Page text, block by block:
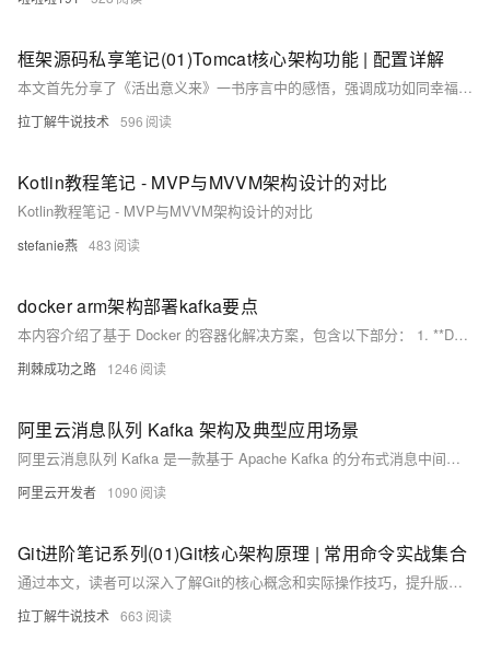
框架源码私享笔记(01)Tomcat核心架构功能 | 配置详解
本文首先分享了《活出意义来》一书序言中的感悟，强调成功如同幸福，不是刻意追求就能得到，而是全心投入时的副产品。接着探讨了Tomcat的核心功能与架构解析，包括网络连接器（Connector）和Servlet容器（Container），并介绍了其处理HTTP请求的工作流程。文章还详细解释了Tomcat的server.xml配置文件，涵盖了从顶级容器Server到子组件Connector、Engine、Host、Context等的配置参数及作用，帮助读者理解Tomcat的内部机制和配置方法。
拉丁解牛说技术 596
Kotlin教程笔记 - MVP与MVVM架构设计的对比
Kotlin教程笔记 - MVP与MVVM架构设计的对比
stefanie燕 483
docker arm架构部署kafka要点
本内容介绍了基于 Docker 的容器化解决方案，包含以下部分： 1. **Docker 容器管理**：通过 Portainer 可视化管理工具实现对主节点和代理节点的统一管理。 2. **Kafka 可视化工具**：部署 Kafka-UI 以图形化方式监控和管理 Kafka 集群，支持动态配置功能， 3. **Kafka 安装与配置**：基于 Bitnami Kafka 镜像，提供完整的 Kafka 集群配置示例，涵盖 KRaft 模式、性能调优参数及数据持久化设置，适用于高可用生产环境。 以上方案适合 ARM64 架构，为用户提供了一站式的容器化管理和消息队列解决方案。
荆棘成功之路 1246
阿里云消息队列 Kafka 架构及典型应用场景
阿里云消息队列 Kafka 是一款基于 Apache Kafka 的分布式消息中间件，支持消息发布与订阅模型，满足微服务解耦、大数据处理及实时流数据分析需求。其通过存算分离架构优化成本与性能，提供基础版、标准版和专业版三种 Serverless 版本，分别适用于不同业务场景，最高 SLA 达 99.99%。阿里云 Kafka 还具备弹性扩容、多可用区部署、冷热数据缓存隔离等特性，并支持与 Flink、MaxCompute 等生态工具无缝集成，广泛应用于用户行为分析、数据入库等场景，显著提升数据处理效率与实时性。
阿里云开发者 1090
Git进阶笔记系列(01)Git核心架构原理 | 常用命令实战集合
通过本文，读者可以深入了解Git的核心概念和实际操作技巧，提升版本管理能力。
拉丁解牛说技术 663